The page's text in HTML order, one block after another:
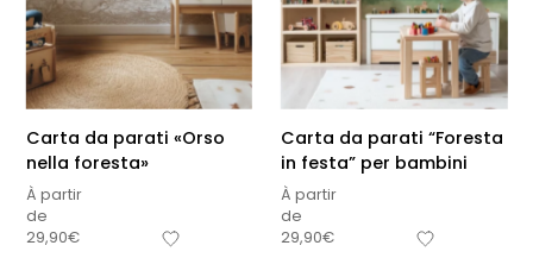
Carta da parati «Orso
nella foresta»
À partir
de
29,90€
Carta da parati “Foresta
in festa” per bambini
À partir
de
29,90€